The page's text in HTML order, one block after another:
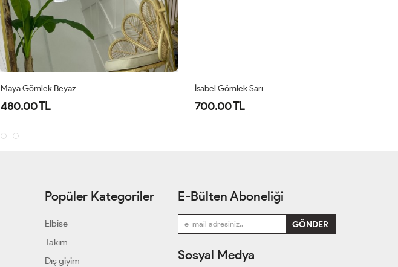
Maya Gömlek Beyaz
480.00 TL
İsabel Gömlek Sarı
700.00 TL
Popüler Kategoriler
Elbise
Takım
Dış giyim
E-Bülten Aboneliği
Sosyal Medya